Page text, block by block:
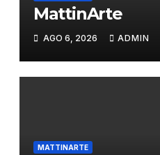
MattinArte
AGO 6, 2026 ADMIN
MATTINARTE